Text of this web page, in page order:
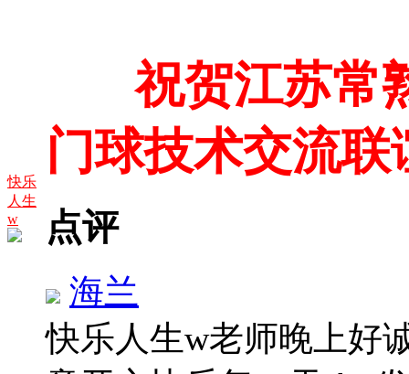
快乐
人生
w
祝贺江苏常
门球技术交流
点评
海兰
快乐人生w老师晚上好